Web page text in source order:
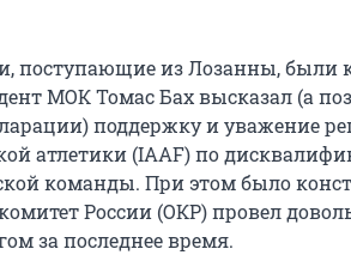
поступающие из Лозанны, были
МОК Томас Бах высказал (а
поддержку и уважение
атлетики (IAAF) по
команды. При этом было
России (ОКР) провел
за последнее время.